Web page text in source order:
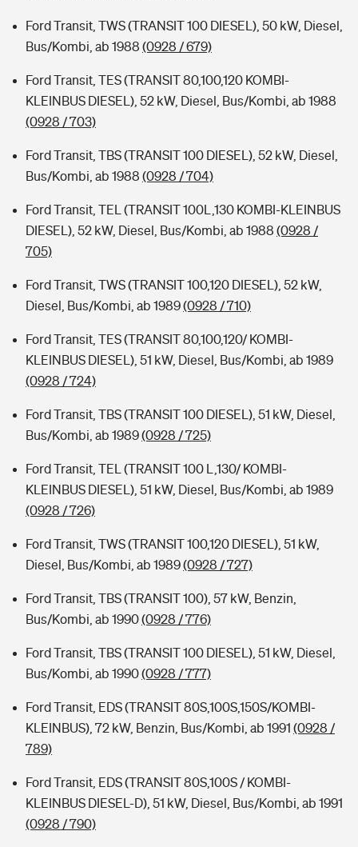
Ford Transit, TWS (TRANSIT 100 DIESEL), 50 kW, Diesel,
Bus/Kombi, ab 1988 (0928 / 679)
Ford Transit, TES (TRANSIT 80,100,120 KOMBI-
KLEINBUS DIESEL), 52 kW, Diesel, Bus/Kombi, ab 1988
(0928 / 703)
Ford Transit, TBS (TRANSIT 100 DIESEL), 52 kW, Diesel,
Bus/Kombi, ab 1988 (0928 / 704)
Ford Transit, TEL (TRANSIT 100L,130 KOMBI-KLEINBUS
DIESEL), 52 kW, Diesel, Bus/Kombi, ab 1988 (0928 /
705)
Ford Transit, TWS (TRANSIT 100,120 DIESEL), 52 kW,
Diesel, Bus/Kombi, ab 1989(0928 / 710)
Ford Transit, TES (TRANSIT 80,100,120/ KOMBI-
KLEINBUS DIESEL), 51 kW, Diesel, Bus/Kombi, ab 1989
(0928 / 724)
Ford Transit, TBS (TRANSIT 100 DIESEL), 51 kW, Diesel,
Bus/Kombi, ab 1989(0928 / 725)
Ford Transit, TEL (TRANSIT 100 L,130/ KOMBI-
KLEINBUS DIESEL), 51 kW, Diesel, Bus/Kombi, ab 1989
(0928 / 726)
Ford Transit, TWS (TRANSIT 100,120 DIESEL), 51 kW,
Diesel, Bus/Kombi, ab 1989(0928 / 727)
Ford Transit, TBS (TRANSIT 100), 57 kW, Benzin,
Bus/Kombi, ab 1990(0928 / 776)
Ford Transit, TBS (TRANSIT 100 DIESEL), 51 kW, Diesel,
Bus/Kombi, ab 1990(0928 / 777)
Ford Transit, EDS (TRANSIT 80S,100S,150S/KOMBI-
KLEINBUS), 72 kW, Benzin, Bus/Kombi, ab 1991 (0928 /
789)
Ford Transit, EDS (TRANSIT 80S,100S / KOMBI-
KLEINBUS DIESEL-D), 51 kW, Diesel, Bus/Kombi, ab 1991
(0928 / 790)